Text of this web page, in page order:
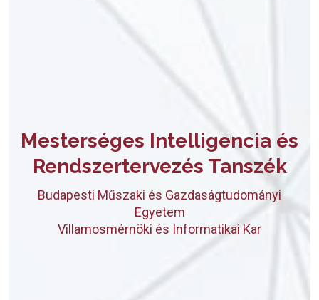
Mesterséges Intelligencia és
Rendszertervezés Tanszék
Budapesti Műszaki és Gazdaságtudományi
Egyetem
Villamosmérnöki és Informatikai Kar